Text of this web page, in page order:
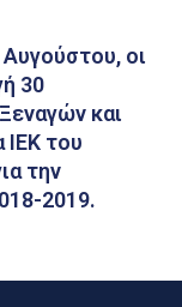
οι
30
και
του
την
2019.